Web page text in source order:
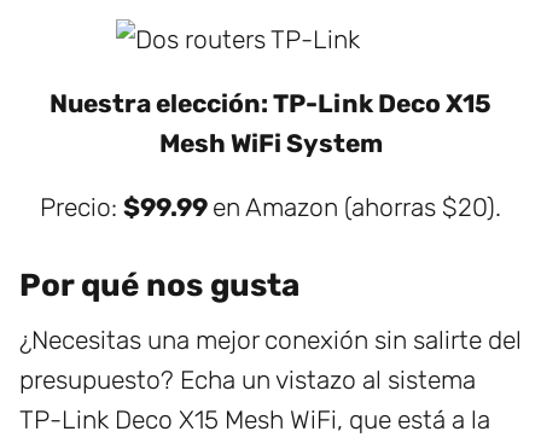
Nuestra elección: TP-Link Deco X15
Mesh WiFi System
Precio: $99.99 en Amazon (ahorras $20).
Por qué nos gusta
¿Necesitas una mejor conexión sin salirte del
presupuesto? Echa un vistazo al sistema
TP-Link Deco X15 Mesh WiFi, que está a la